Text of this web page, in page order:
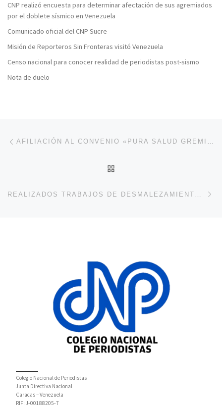
CNP realizó encuesta para determinar afectación de sus agremiados
por el doblete sísmico en Venezuela
Comunicado oficial del CNP Sucre
Misión de Reporteros Sin Fronteras visitó Venezuela
Censo nacional para conocer realidad de periodistas post-sismo
Nota de duelo
Navegación de entradas
Colegio Nacional de Periodistas
Junta Directiva Nacional
Caracas – Venezuela
RIF: J-00188205-7